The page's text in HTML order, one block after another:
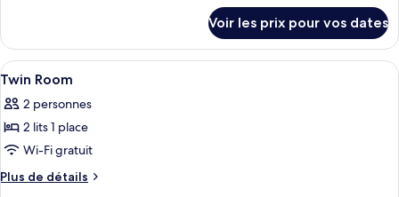
lits
jumeaux,
2
lits
une
place
le
type
de
Chambre
Standard
lits
jumeaux,
2
Voir les prix pour vos dates
Afficher
toutes
les
photos
pour
ce
Une chambre à coucher avec un lit,
6
Twin Room
2 personnes
2 lits 1 place
Wi-Fi gratuit
Plus de détails
Plus